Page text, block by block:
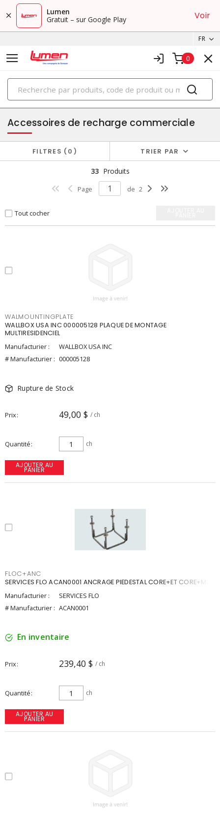
Lumen
Gratuit – sur Google Play
Voir
FR
0
PRODUITS
accessoires pour borne de recharge
Accessoires de recharge commerciale
FILTRES 0 TRIER PAR
33 Produits
Page de 2
Tout cocher
WALMOUNTINGPLATE
WALLBOX USA INC 000005128 PLAQUE DE MONTAGE
MULTIRESIDENCIEL
Manufacturier :
WALLBOX USA INC
# Manufacturier : 000005128
Rupture de Stock
Prix 49,00 $ / ch
Quantité ch
AJOUTER AU
PANIER
FLOC+ANC
SERVICES FLO ACAN0001 ANCRAGE PIEDESTAL CORE+ET CORE+MAX
Manufacturier :
SERVICES FLO
# Manufacturier : ACAN0001
En inventaire
Prix 239,40 $ / ch
Quantité ch
AJOUTER AU
PANIER